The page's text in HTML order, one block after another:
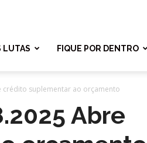
LUTAS FIQUE POR DENTRO
crédito suplementar ao orçamento
Abre